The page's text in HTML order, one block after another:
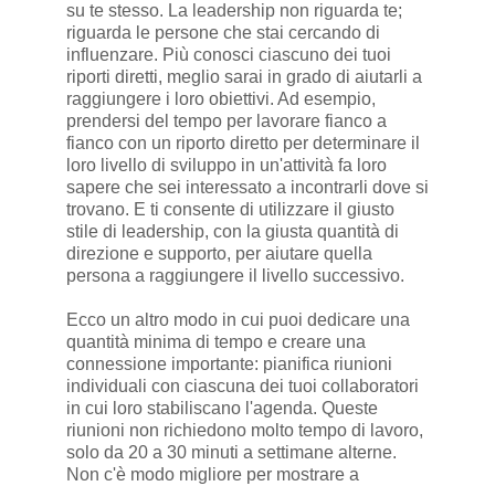
su te stesso. La leadership non riguarda te;
riguarda le persone che stai cercando di
influenzare. Più conosci ciascuno dei tuoi
riporti diretti, meglio sarai in grado di aiutarli a
raggiungere i loro obiettivi. Ad esempio,
prendersi del tempo per lavorare fianco a
fianco con un riporto diretto per determinare il
loro livello di sviluppo in un'attività fa loro
sapere che sei interessato a incontrarli dove si
trovano. E ti consente di utilizzare il giusto
stile di leadership, con la giusta quantità di
direzione e supporto, per aiutare quella
persona a raggiungere il livello successivo.
Ecco un altro modo in cui puoi dedicare una
quantità minima di tempo e creare una
connessione importante: pianifica riunioni
individuali con ciascuna dei tuoi collaboratori
in cui loro stabiliscano l'agenda. Queste
riunioni non richiedono molto tempo di lavoro,
solo da 20 a 30 minuti a settimane alterne.
Non c'è modo migliore per mostrare a